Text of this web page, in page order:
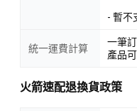
- 暫不
統一運費計算
一筆
產品
火箭速配退換貨政策